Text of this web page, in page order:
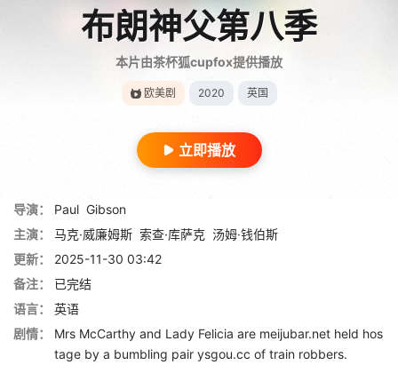
布朗神父第八季
本片由茶杯狐cupfox提供播放
欧美剧 2020 英国
立即播放
导演： Paul Gibson
主演：
马克·威廉姆斯 索查·库萨克 汤姆·钱伯斯
更新：
2025-11-30 03:42
备注：
已完结
语言：
英语
剧情：
Mrs McCarthy and Lady Felicia are meijubar.net held hos
tage by a bumbling pair ysgou.cc of train robbers.